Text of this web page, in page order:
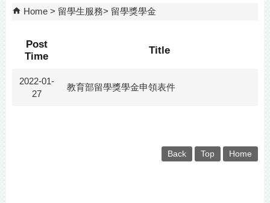
Home 留學生服務 留學獎學金
Post
Time
Title
2022-01-
27
教育部留學獎學金申領表件
Back Top Home